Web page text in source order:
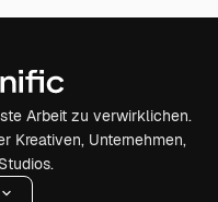
Arbeit zu verwirklichen.
Kreativen, Unternehmen,